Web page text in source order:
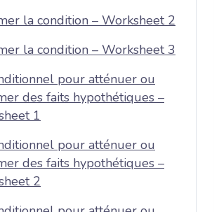
la condition – Worksheet 2
la condition – Worksheet 3
pour atténuer ou
des faits hypothétiques –
1
pour atténuer ou
des faits hypothétiques –
2